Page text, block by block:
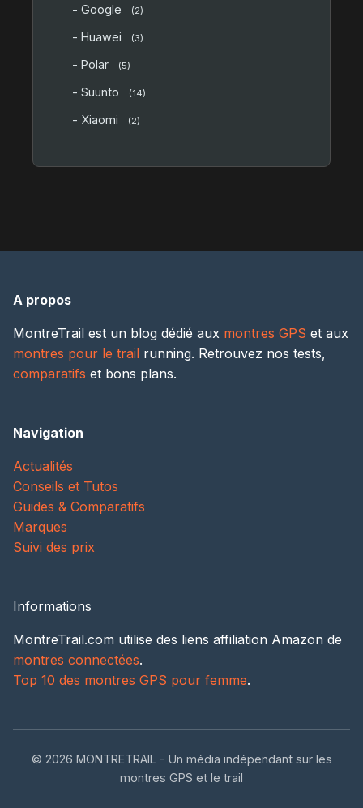
- Google (2)
- Huawei (3)
- Polar (5)
- Suunto (14)
- Xiaomi (2)
A propos
MontreTrail est un blog dédié aux montres GPS et aux
montres pour le trail running. Retrouvez nos tests,
comparatifs et bons plans.
Navigation
Actualités
Conseils et Tutos
Guides & Comparatifs
Marques
Suivi des prix
Informations
MontreTrail.com utilise des liens affiliation Amazon de
montres connectées.
Top 10 des montres GPS pour femme.
© 2026 MONTRETRAIL - Un média indépendant sur les
montres GPS et le trail